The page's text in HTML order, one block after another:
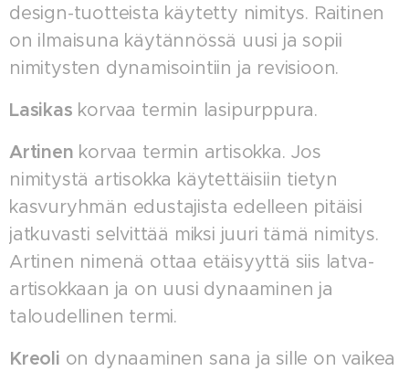
design-tuotteista käytetty nimitys. Raitinen
on ilmaisuna käytännössä uusi ja sopii
nimitysten dynamisointiin ja revisioon.
Lasikas korvaa termin lasipurppura.
Artinen korvaa termin artisokka. Jos
nimitystä artisokka käytettäisiin tietyn
kasvuryhmän edustajista edelleen pitäisi
jatkuvasti selvittää miksi juuri tämä nimitys.
Artinen nimenä ottaa etäisyyttä siis latva-
artisokkaan ja on uusi dynaaminen ja
taloudellinen termi.
Kreoli on dynaaminen sana ja sille on vaikea